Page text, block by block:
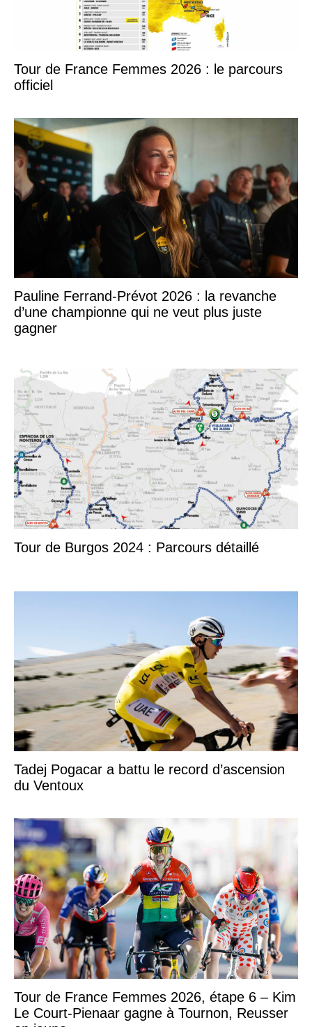
Tour de France Femmes 2026 : le parcours
officiel
Pauline Ferrand-Prévot 2026 : la revanche
d’une championne qui ne veut plus juste
gagner
Tour de Burgos 2024 : Parcours détaillé
Tadej Pogacar a battu le record d’ascension
du Ventoux
Tour de France Femmes 2026, étape 6 – Kim
Le Court-Pienaar gagne à Tournon, Reusser